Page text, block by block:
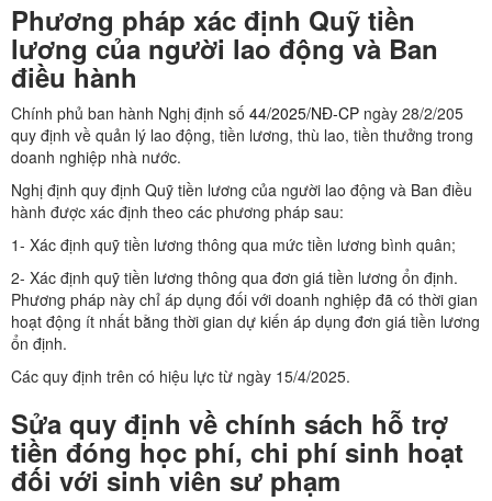
Phương pháp xác định Quỹ tiền
lương của người lao động và Ban
điều hành
Chính phủ ban hành Nghị định số 44/2025/NĐ-CP ngày 28/2/205
quy định về quản lý lao động, tiền lương, thù lao, tiền thưởng trong
doanh nghiệp nhà nước.
Nghị định quy định Quỹ tiền lương của người lao động và Ban điều
hành được xác định theo các phương pháp sau:
1- Xác định quỹ tiền lương thông qua mức tiền lương bình quân;
2- Xác định quỹ tiền lương thông qua đơn giá tiền lương ổn định.
Phương pháp này chỉ áp dụng đối với doanh nghiệp đã có thời gian
hoạt động ít nhất bằng thời gian dự kiến áp dụng đơn giá tiền lương
ổn định.
Các quy định trên có hiệu lực từ ngày 15/4/2025.
Sửa quy định về chính sách hỗ trợ
tiền đóng học phí, chi phí sinh hoạt
đối với sinh viên sư phạm